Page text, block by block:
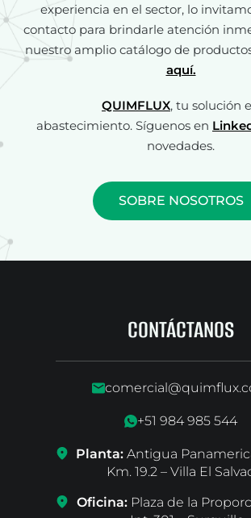
experiencia en el sector, lo
contacto para brindarle atención
nuestro amplio catálogo de
aquí.
QUIMFLUX, tu solución
abastecimiento. Síguenos en
novedades.
SOBRE NOSOTROS
CONTÁCTANOS
+51 984 985 544
Planta: Antigua
Km. 19.2 – Villa El
Oficina:Plaza de la